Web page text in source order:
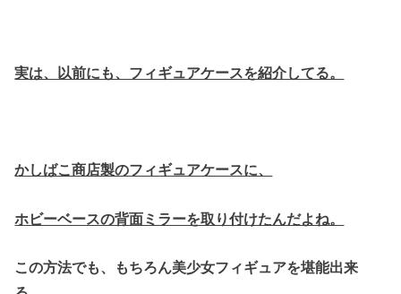
実は、以前にも、フィギュアケースを紹介してる。
かしばこ商店製のフィギュアケースに、
ホビーベースの背面ミラーを取り付けたんだよね。
この方法でも、もちろん美少女フィギュアを堪能出来